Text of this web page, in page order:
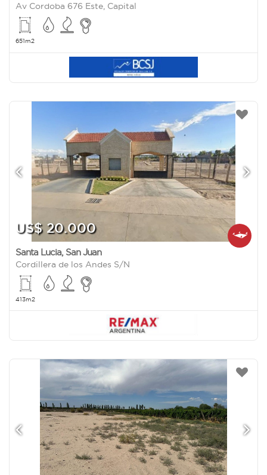
Av Cordoba 676 Este, Capital
651m2
US$ 20.000
Santa Lucia, San Juan
Cordillera de los Andes S/N
413m2